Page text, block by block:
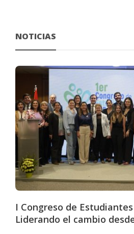
NOTICIAS
I Congreso de
Liderando el cambio